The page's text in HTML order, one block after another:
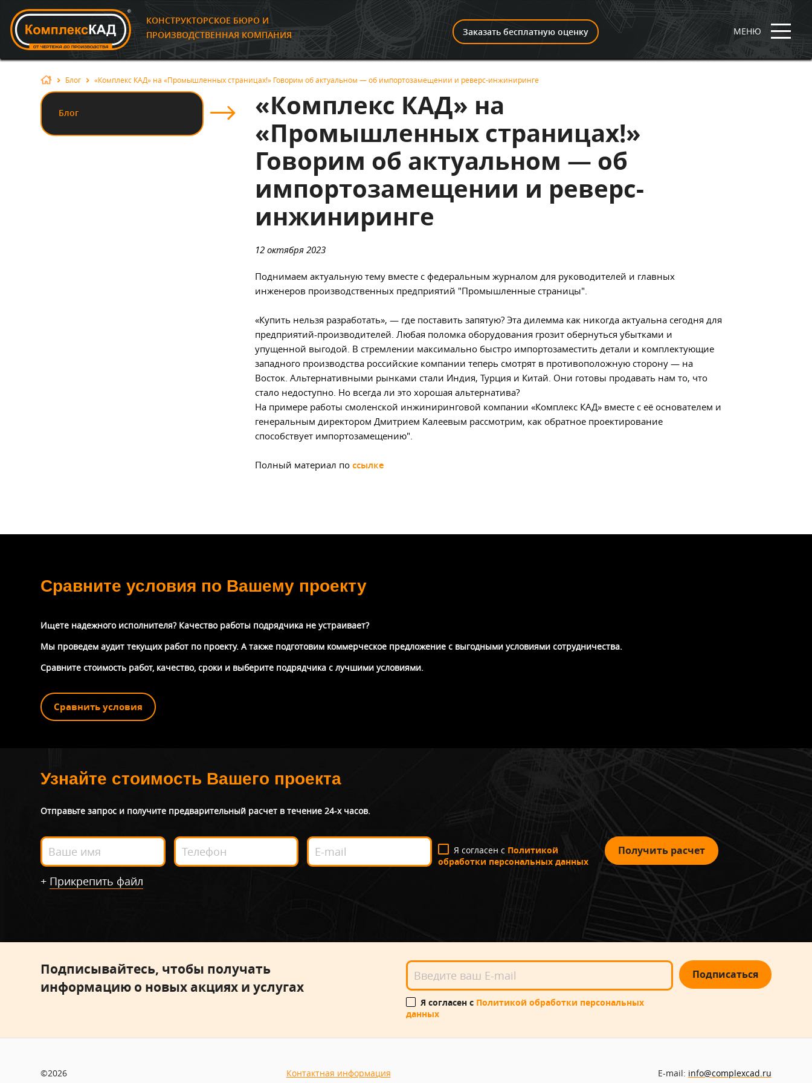
КОНСТРУКТОРСКОЕ БЮРО И
ПРОИЗВОДСТВЕННАЯ КОМПАНИЯ
Заказать бесплатную оценку МЕНЮ
Блог «‎Комплекс КАД»‎ на «‎Промышленных страницах!»‎ Говорим об актуальном — об импортозамещении и реверс-инжиниринге
Блог
«‎Комплекс КАД»‎ на
«‎Промышленных страницах!»‎
Говорим об актуальном — об
импортозамещении и реверс-
инжиниринге
12 октября 2023
Поднимаем актуальную тему вместе с федеральным журналом для руководителей и главных
инженеров производственных предприятий "Промышленные страницы".
«Купить нельзя разработать», — где поставить запятую? Эта дилемма как никогда актуальна сегодня для
предприятий-производителей. Любая поломка оборудования грозит обернуться убытками и
упущенной выгодой. В стремлении максимально быстро импортозаместить детали и комплектующие
западного производства российские компании теперь смотрят в противоположную сторону — на
Восток. Альтернативными рынками стали Индия, Турция и Китай. Они готовы продавать нам то, что
стало недоступно. Но всегда ли это хорошая альтернатива?
На примере работы смоленской инжиниринговой компании «Комплекс КАД» вместе с её основателем и
генеральным директором Дмитрием Калеевым рассмотрим, как обратное проектирование
способствует импортозамещению".
Полный материал по ссылке
Сравните условия по Вашему проекту
Ищете надежного исполнителя? Качество работы подрядчика не устраивает?
Мы проведем аудит текущих работ по проекту. А также подготовим коммерческое предложение с выгодными условиями сотрудничества.
Сравните стоимость работ, качество, сроки и выберите подрядчика с лучшими условиями.
Сравнить условия
Узнайте стоимость Вашего проекта
Отправьте запрос и получите предварительный расчет в течение 24-х часов.
+ Прикрепить файл
Я согласен с Политикой
обработки персональных данных
Получить расчет
Подписывайтесь, чтобы получать
информацию о новых акциях и услугах
Я согласен с Политикой обработки персональных
данных
Подписаться
©2026 Контактная информация E-mail: info@complexcad.ru